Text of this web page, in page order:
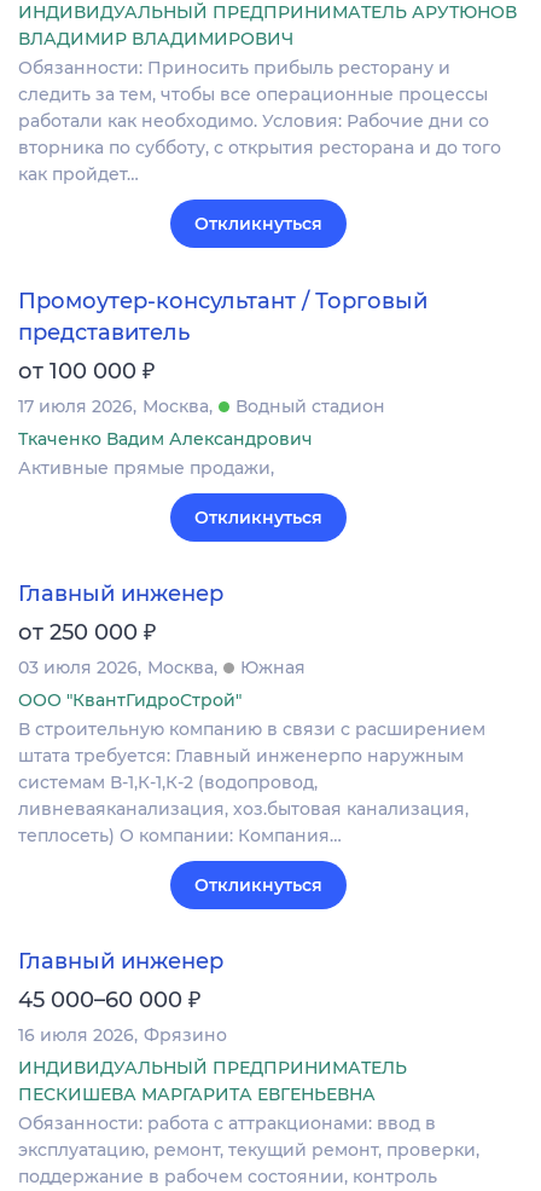
ИНДИВИДУАЛЬНЫЙ ПРЕДПРИНИМАТЕЛЬ АРУТЮНОВ
ВЛАДИМИР ВЛАДИМИРОВИЧ
Обязанности: Приносить прибыль ресторану и
следить за тем, чтобы все операционные процессы
работали как необходимо. Условия: Рабочие дни со
вторника по субботу, с открытия ресторана и до того
как пройдет…
Откликнуться
Промоутер-консультант / Торговый
представитель
от 100 000 ₽
17 июля 2026 Москва
Водный стадион
Ткаченко Вадим Александрович
Активные прямые продажи,
Откликнуться
Главный инженер
от 250 000 ₽
03 июля 2026 Москва
Южная
ООО "КвантГидроСтрой"
В строительную компанию в связи с расширением
штата требуется: Главный инженерпо наружным
системам В-1,К-1,К-2 (водопровод,
ливневаяканализация, хоз.бытовая канализация,
теплосеть) О компании: Компания…
Откликнуться
Главный инженер
45 000–60 000 ₽
16 июля 2026 Фрязино
ИНДИВИДУАЛЬНЫЙ ПРЕДПРИНИМАТЕЛЬ
ПЕСКИШЕВА МАРГАРИТА ЕВГЕНЬЕВНА
Обязанности: работа с аттракционами: ввод в
эксплуатацию, ремонт, текущий ремонт, проверки,
поддержание в рабочем состоянии, контроль